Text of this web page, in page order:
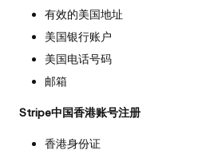
有效的美国地址
美国银行账户
美国电话号码
邮箱
Stripe中国香港账号注册
香港身份证